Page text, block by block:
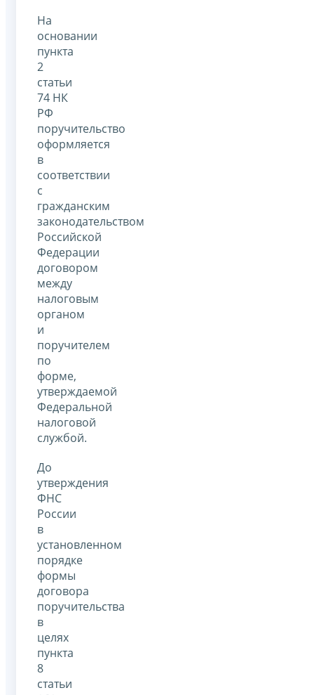
На
основании
пункта
2
статьи
74 НК
РФ
поручительство
оформляется
в
соответствии
с
гражданским
законодательством
Российской
Федерации
договором
между
налоговым
органом
и
поручителем
по
форме,
утверждаемой
Федеральной
налоговой
службой.
До
утверждения
ФНС
России
в
установленном
порядке
формы
договора
поручительства
в
целях
пункта
8
статьи